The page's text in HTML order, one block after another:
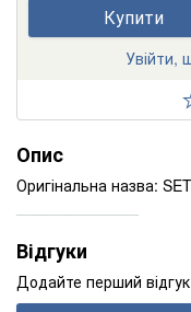
Купити
Увійти,
Опис
Оригінальна назва:
Відгуки
Додайте перший відгук